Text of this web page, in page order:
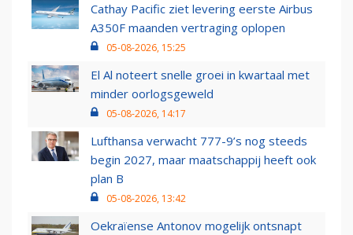
Cathay Pacific ziet levering eerste Airbus
A350F maanden vertraging oplopen
05-08-2026, 15:25
El Al noteert snelle groei in kwartaal met
minder oorlogsgeweld
05-08-2026, 14:17
Lufthansa verwacht 777-9’s nog steeds
begin 2027, maar maatschappij heeft ook
plan B
05-08-2026, 13:42
Oekraïense Antonov mogelijk ontsnapt